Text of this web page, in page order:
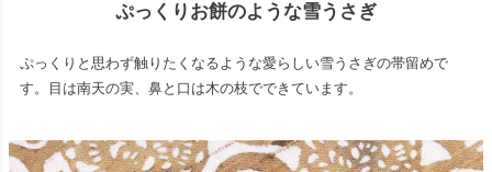
ぷっくりお餅のような雪うさぎ
ぷっくりと思わず触りたくなるような愛らしい雪うさぎの帯留めで
す。目は南天の実、鼻と口は木の枝でできています。